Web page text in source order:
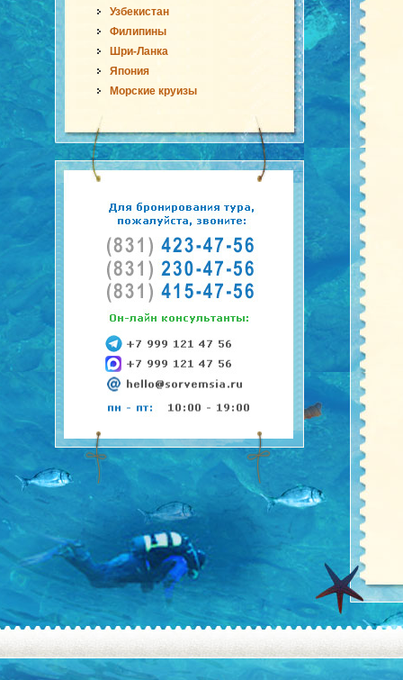
Узбекистан
Филипины
Шри-Ланка
Япония
Морские круизы